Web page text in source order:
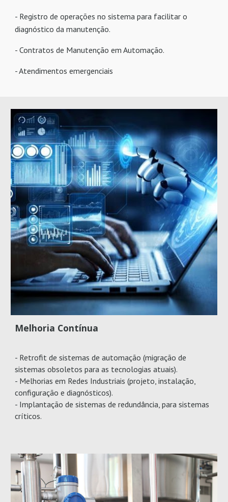
- Registro de operações no sistema para facilitar o
diagnóstico da manutenção.
- Contratos de Manutenção em Automação.
- Atendimentos emergenciais
Melhoria Contínua
- Retrofit de sistemas de automação (migração de
sistemas obsoletos para as tecnologias atuais).
- Melhorias em Redes Industriais (projeto, instalação,
configuração e diagnósticos).
- Implantação de sistemas de redundância, para sistemas
críticos.